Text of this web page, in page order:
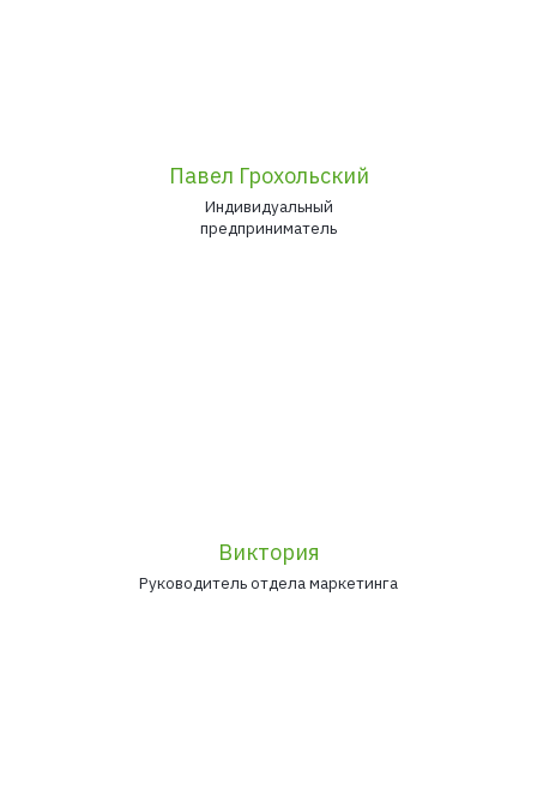
Павел Грохольский
Индивидуальный
предприниматель
Виктория
Руководитель отдела маркетинга